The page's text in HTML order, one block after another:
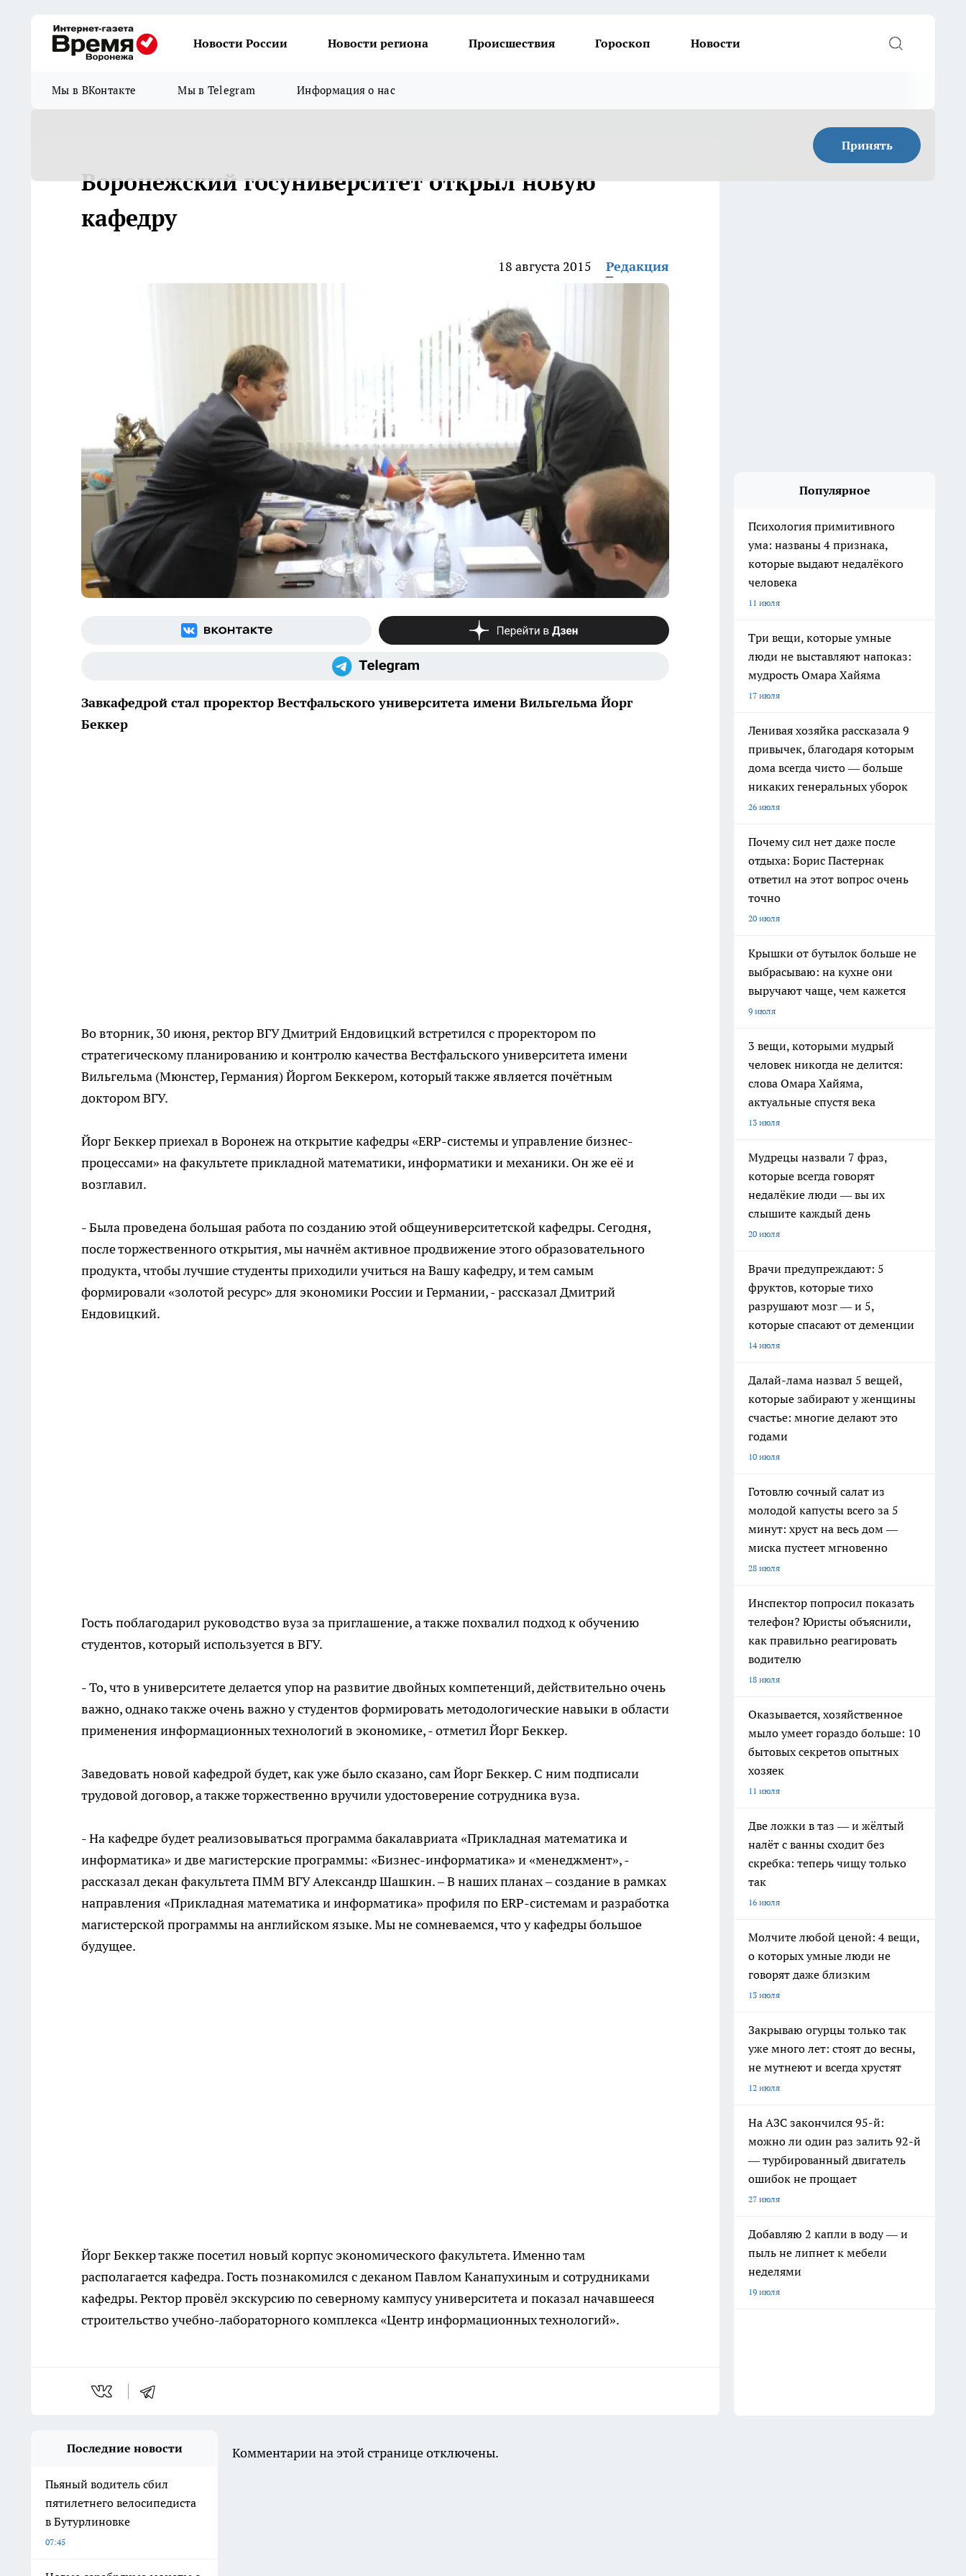
Новости России Новости региона Происшествия Гороскоп Новости
Мы в ВКонтакте Мы в Telegram Информация о нас
Принять
Воронежский госуниверситет открыл новую
кафедру
18 августа 2015 Редакция
Завкафедрой стал проректор Вестфальского университета имени Вильгельма Йорг
Беккер
Во вторник, 30 июня, ректор ВГУ Дмитрий Ендовицкий встретился с проректором по
стратегическому планированию и контролю качества Вестфальского университета имени
Вильгельма (Мюнстер, Германия) Йоргом Беккером, который также является почётным
доктором ВГУ.
Йорг Беккер приехал в Воронеж на открытие кафедры «ERP-системы и управление бизнес-
процессами» на факультете прикладной математики, информатики и механики. Он же её и
возглавил.
- Была проведена большая работа по созданию этой общеуниверситетской кафедры. Сегодня,
после торжественного открытия, мы начнём активное продвижение этого образовательного
продукта, чтобы лучшие студенты приходили учиться на Вашу кафедру, и тем самым
формировали «золотой ресурс» для экономики России и Германии, - рассказал Дмитрий
Ендовицкий.
Гость поблагодарил руководство вуза за приглашение, а также похвалил подход к обучению
студентов, который используется в ВГУ.
- То, что в университете делается упор на развитие двойных компетенций, действительно очень
важно, однако также очень важно у студентов формировать методологические навыки в области
применения информационных технологий в экономике, - отметил Йорг Беккер.
Заведовать новой кафедрой будет, как уже было сказано, сам Йорг Беккер. С ним подписали
трудовой договор, а также торжественно вручили удостоверение сотрудника вуза.
- На кафедре будет реализовываться программа бакалавриата «Прикладная математика и
информатика» и две магистерские программы: «Бизнес-информатика» и «менеджмент», -
рассказал декан факультета ПММ ВГУ Александр Шашкин. – В наших планах – создание в рамках
направления «Прикладная математика и информатика» профиля по ERP-системам и разработка
магистерской программы на английском языке. Мы не сомневаемся, что у кафедры большое
будущее.
Йорг Беккер также посетил новый корпус экономического факультета. Именно там
располагается кафедра. Гость познакомился с деканом Павлом Канапухиным и сотрудниками
кафедры. Ректор провёл экскурсию по северному кампусу университета и показал начавшееся
строительство учебно-лабораторного комплекса «Центр информационных технологий».
Популярное
Психология примитивного
ума: названы 4 признака,
которые выдают недалёкого
человека
11 июля
Три вещи, которые умные
люди не выставляют напоказ:
мудрость Омара Хайяма
17 июля
Ленивая хозяйка рассказала 9
привычек, благодаря которым
дома всегда чисто — больше
никаких генеральных уборок
26 июля
Почему сил нет даже после
отдыха: Борис Пастернак
ответил на этот вопрос очень
точно
20 июля
Крышки от бутылок больше не
выбрасываю: на кухне они
выручают чаще, чем кажется
9 июля
3 вещи, которыми мудрый
человек никогда не делится:
слова Омара Хайяма,
актуальные спустя века
13 июля
Мудрецы назвали 7 фраз,
которые всегда говорят
недалёкие люди — вы их
слышите каждый день
20 июля
Врачи предупреждают: 5
фруктов, которые тихо
разрушают мозг — и 5,
которые спасают от деменции
14 июля
Далай-лама назвал 5 вещей,
которые забирают у женщины
счастье: многие делают это
годами
10 июля
Готовлю сочный салат из
молодой капусты всего за 5
минут: хруст на весь дом —
миска пустеет мгновенно
28 июля
Инспектор попросил показать
телефон? Юристы объяснили,
как правильно реагировать
водителю
18 июля
Оказывается, хозяйственное
мыло умеет гораздо больше: 10
бытовых секретов опытных
хозяек
11 июля
Две ложки в таз — и жёлтый
налёт с ванны сходит без
скребка: теперь чищу только
так
16 июля
Молчите любой ценой: 4 вещи,
о которых умные люди не
говорят даже близким
13 июля
Закрываю огурцы только так
уже много лет: стоят до весны,
не мутнеют и всегда хрустят
12 июля
На АЗС закончился 95-й:
можно ли один раз залить 92-й
— турбированный двигатель
ошибок не прощает
27 июля
Добавляю 2 капли в воду — и
пыль не липнет к мебели
неделями
19 июля
Последние новости
Пьяный водитель сбил
пятилетнего велосипедиста
в Бутурлиновке
07:45
Комментарии на этой странице отключены.